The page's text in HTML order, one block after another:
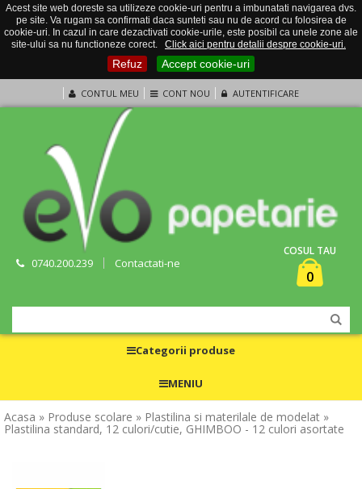
Acest site web doreste sa utilizeze cookie-uri pentru a imbunatati navigarea dvs.
pe site. Va rugam sa confirmati daca sunteti sau nu de acord cu folosirea de
cookie-uri. In cazul in care dezactivati cookie-urile, este posibil ca unele zone ale
site-ului sa nu functioneze corect.
Click aici pentru detalii despre cookie-uri.
Refuz Accept cookie-uri
CONTUL MEU CONT NOU AUTENTIFICARE
0740.200.239 Contactati-ne
COSUL TAU
0
Categorii produse
MENIU
Acasa » Produse scolare » Plastilina si materilale de modelat »
Plastilina standard, 12 culori/cutie, GHIMBOO - 12 culori asortate